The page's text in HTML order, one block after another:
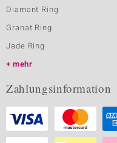
Diamant Ring
Granat Ring
Jade Ring
mehr
Zahlungsinformation